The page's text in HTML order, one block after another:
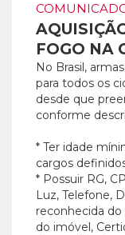
FOGO NA
No Brasil,
para todos os
desde que
conforme
* Ter idade
cargos
* Possuir RG,
Luz, Telefone,
reconhecida
do imóvel,